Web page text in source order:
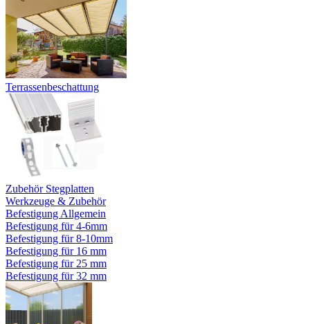
Terrassenbeschattung
Zubehör Stegplatten
Werkzeuge & Zubehör
Befestigung Allgemein
Befestigung für 4-6mm
Befestigung für 8-10mm
Befestigung für 16 mm
Befestigung für 25 mm
Befestigung für 32 mm